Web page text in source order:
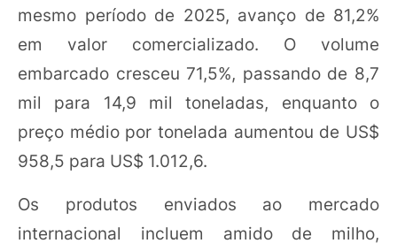
mesmo período de 2025, avanço de 81,2%
em valor comercializado. O volume
embarcado cresceu 71,5%, passando de 8,7
mil para 14,9 mil toneladas, enquanto o
preço médio por tonelada aumentou de US$
958,5 para US$ 1.012,6.
Os produtos enviados ao mercado
internacional incluem amido de milho,